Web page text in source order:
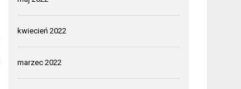
kwiecień 2022
marzec 2022